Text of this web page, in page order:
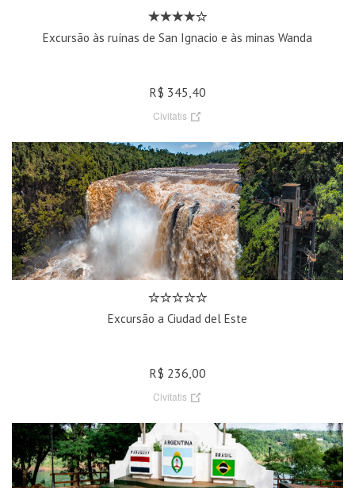
Excursão às ruínas de San Ignacio e às minas Wanda
R$ 345,40
Civitatis
Excursão a Ciudad del Este
R$ 236,00
Civitatis